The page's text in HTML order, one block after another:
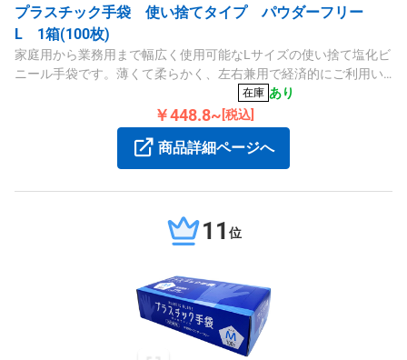
プラスチック手袋 使い捨てタイプ パウダーフリー
L 1箱(100枚)
家庭用から業務用まで幅広く使用可能なLサイズの使い捨て塩化ビ
ニール手袋です。薄くて柔らかく、左右兼用で経済的にご利用い
在庫 あり
￥448.8~ [税込]
商品詳細ページへ
11 位